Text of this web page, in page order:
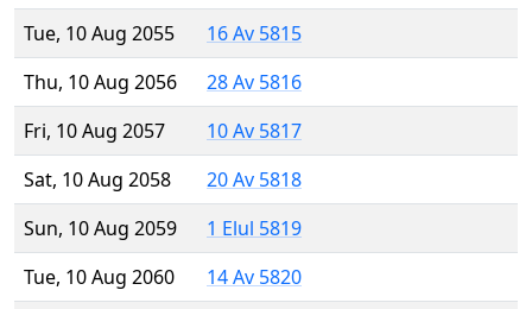
Tue, 10 Aug 2055
16 Av 5815
Thu, 10 Aug 2056
28 Av 5816
Fri, 10 Aug 2057
10 Av 5817
Sat, 10 Aug 2058
20 Av 5818
Sun, 10 Aug 2059
1 Elul 5819
Tue, 10 Aug 2060
14 Av 5820